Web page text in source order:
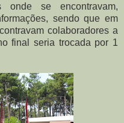
onde se encontravam,
sendo que em
colaboradores a
final seria trocada por 1